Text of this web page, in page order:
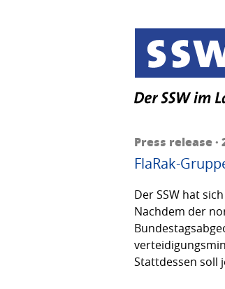
Press release ·
FlaRak-
Der SSW hat
Nachdem der
Stattdessen soll